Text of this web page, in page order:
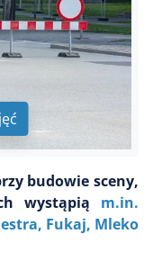
budowie sceny,
wystąpią m.in.
Fukaj, Mleko